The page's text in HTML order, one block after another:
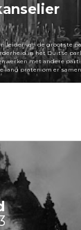
leider van de grootste
in het Duitse
met andere
lang praten om er